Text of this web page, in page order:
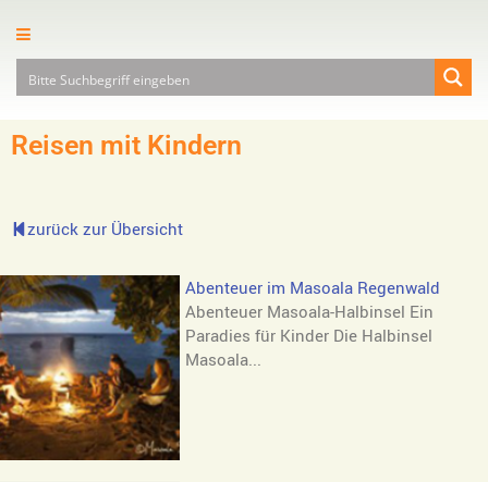
Reisen mit Kindern
zurück zur Übersicht
Abenteuer im Masoala Regenwald
Abenteuer Masoala-Halbinsel Ein
Paradies für Kinder Die Halbinsel
Masoala...